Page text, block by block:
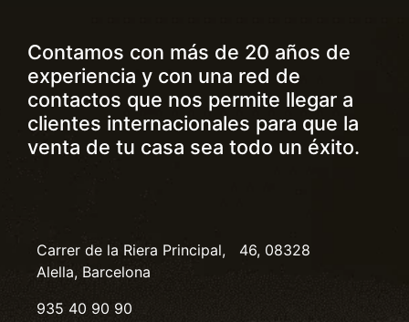
Contamos con más de 20 años de
experiencia y con una red de
contactos que nos permite llegar a
clientes internacionales para que la
venta de tu casa sea todo un éxito.
Carrer de la Riera Principal, 46, 08328
Alella, Barcelona
935 40 90 90